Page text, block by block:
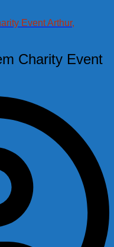
Event Arthur,
Charity Event